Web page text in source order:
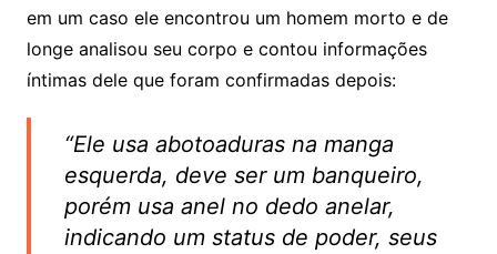
em um caso ele encontrou um homem morto e de
longe analisou seu corpo e contou informações
íntimas dele que foram confirmadas depois:
“Ele usa abotoaduras na manga
esquerda, deve ser um banqueiro,
porém usa anel no dedo anelar,
indicando um status de poder, seus